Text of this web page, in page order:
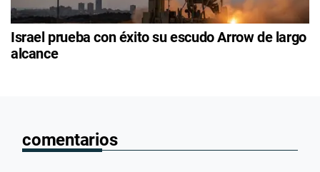
Israel prueba con éxito su escudo Arrow de largo
alcance
comentarios